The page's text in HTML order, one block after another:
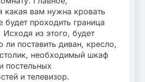
какая вам нужна кровать
будет проходить граница
из этого, будет
поставить диван, кресло,
необходимый шкаф
постельных
и телевизор.